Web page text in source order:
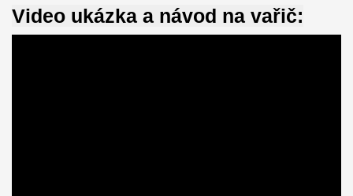
Video ukázka a návod na vařič: